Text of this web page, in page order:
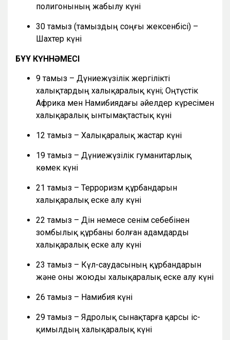
полигонының жабылу күні
30 тамыз (тамыздың соңғы жексенбісі) –
Шахтер күні
БҰҰ КҮННӘМЕСІ
9 тамыз – Дүниежүзілік жергілікті
халықтардың халықаралық күні; Оңтүстік
Африка мен Намибиядағы әйелдер күресімен
халықаралық ынтымақтастық күні
12 тамыз – Халықаралық жастар күні
19 тамыз – Дүниежүзілік гуманитарлық
көмек күні
21 тамыз – Терроризм құрбандарын
халықаралық еске алу күні
22 тамыз – Дін немесе сенім себебінен
зомбылық құрбаны болған адамдарды
халықаралық еске алу күні
23 тамыз – Күл-саудасының құрбандарын
және оны жоюды халықаралық еске алу күні
26 тамыз – Намибия күні
29 тамыз – Ядролық сынақтарға қарсы іс-
қимылдың халықаралық күні